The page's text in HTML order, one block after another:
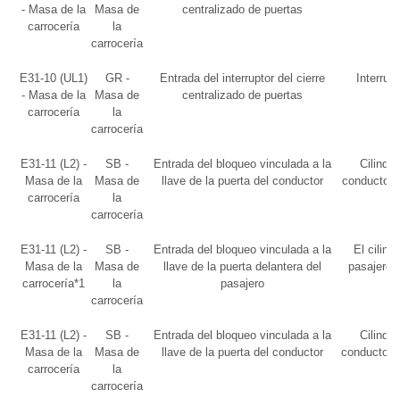
- Masa de la
carrocería
Masa de
la
carrocería
centralizado de puertas
E31-10 (UL1)
- Masa de la
carrocería
GR -
Masa de
la
carrocería
Entrada del interruptor del cierre
centralizado de puertas
E31-11 (L2) -
Masa de la
carrocería
SB -
Masa de
la
carrocería
Entrada del bloqueo vinculada a la
llave de la puerta del conductor
conductor
E31-11 (L2) -
Masa de la
carrocería*1
SB -
Masa de
la
carrocería
Entrada del bloqueo vinculada a la
llave de la puerta delantera del
pasajero
El
pasajero
E31-11 (L2) -
Masa de la
carrocería
SB -
Masa de
la
carrocería
Entrada del bloqueo vinculada a la
llave de la puerta del conductor
conductor